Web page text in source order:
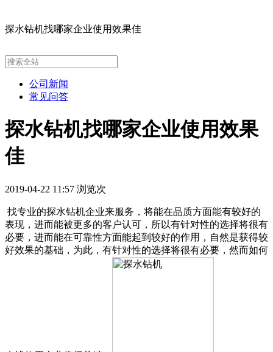
探水钻机找哪家企业使用效果佳
公司新闻
常见问答
探水钻机找哪家企业使用效果
佳
2019-04-22 11:57 浏览次
找专业的探水钻机企业来服务，将能在品质方面能有较好的
表现，进而能被更多的客户认可，所以有针对性的选择将很有
必要，进而能在可靠性方面能起到较好的作用，自然是获得较
好效果的基础，为此，有针对性的选择将很有必要，然而如何